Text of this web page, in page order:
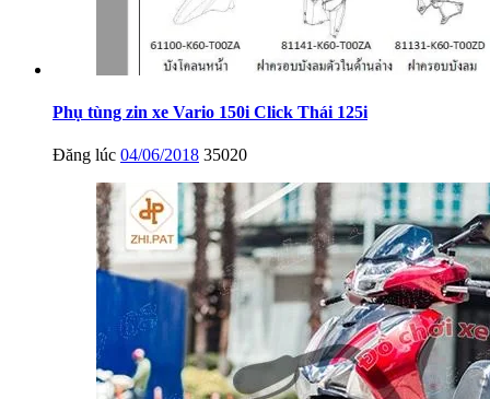
Phụ tùng zin xe Vario 150i Click Thái 125i
Đăng lúc 04/06/2018 35020